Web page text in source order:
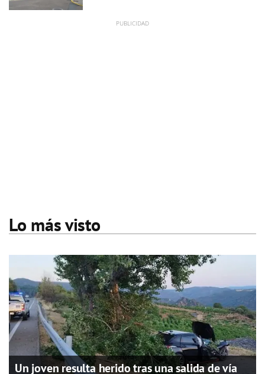
Lo más visto
Un joven resulta herido tras una salida de vía